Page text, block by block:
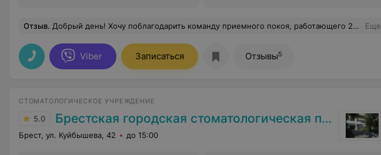
Отзыв. Добрый день! Хочу поблагодарить команду приемного покоя, работающего 23.06.2024 года, особенно педиатра и отоларинголога, за качественную, квалифицированную помощь, внимание, заботливое отношение, быстрое реагирование, за их каждодневный труд и терпение. Низкий вам поклон и благодарность! Мы обратились в приемное отделение, т.к. сегодня воскресенье, а у малыша, на фоне лечения 4-й день, температура стала подниматься выше 39. Нужно было быстро реагировать, чтобы исключить пневмонию. Провели мы в отделении около 2-х часов. Качественно и быстро малыша осмотрела педиатр, затем лор, взяли анализ крови, сделали рентген. Слава богу, обошлось, пневмонию не выявили, вирусная инфекция, продолжим лечение дома. И хочу добавить, что всем деткам, которые поступали в отделение за эти 2 часа, была оказана оперативная помощь, персонал был корректен, ни хамства, ни недовольства со стороны персонала я не увидела, с терпением и доброжелательностью объясняли и координировали. Все четко и профессионально. Еще
Viber Записаться Отзывы5
СТОМАТОЛОГИЧЕСКОЕ УЧРЕЖДЕНИЕ
5.0 Брестская городская стоматологическая поликлиника
Брест, ул. Куйбышева, 42 до 15:00